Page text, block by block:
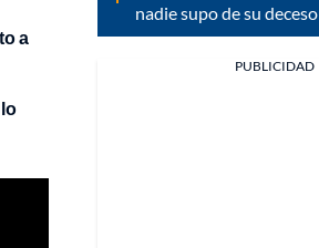
a
nadie supo de su deceso
PUBLICIDAD